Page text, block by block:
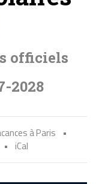
officiels
2028
à Paris
•
• iCal